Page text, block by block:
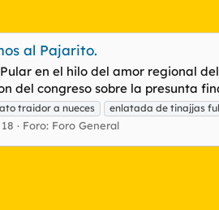
al Pajarito.
en el hilo del amor regional
del congreso sobre la presunta
traidor a nueces enlatada de tinajjas
Foro: Foro General